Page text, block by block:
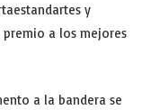
y
premio a los mejores
a la bandera se